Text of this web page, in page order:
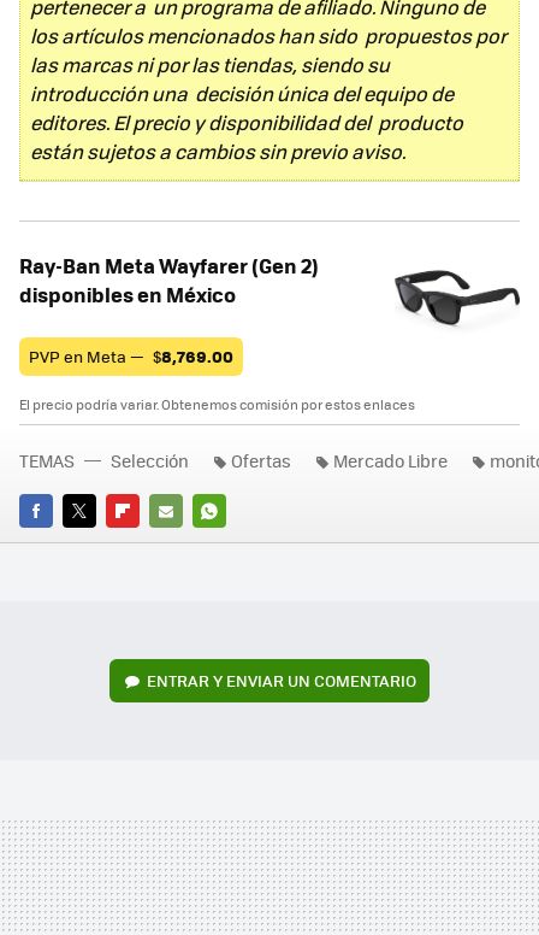
pertenecer a un programa de afiliado. Ninguno de
los artículos mencionados han sido propuestos por
las marcas ni por las tiendas, siendo su
introducción una decisión única del equipo de
editores. El precio y disponibilidad del producto
están sujetos a cambios sin previo aviso.
Ray-Ban Meta Wayfarer (Gen 2)
disponibles en México
PVP en Meta — $8,769.00
El precio podría variar. Obtenemos comisión por estos enlaces
FACEBOOK
TWITTERFLIPBOARD
E-
WHATSAPP
TEMAS Selección Ofertas Mercado Libre
ENTRAR Y ENVIAR UN COMENTARIO